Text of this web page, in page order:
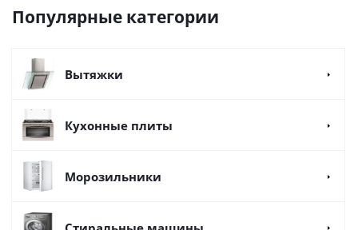
Популярные категории
Вытяжки
Кухонные плиты
Морозильники